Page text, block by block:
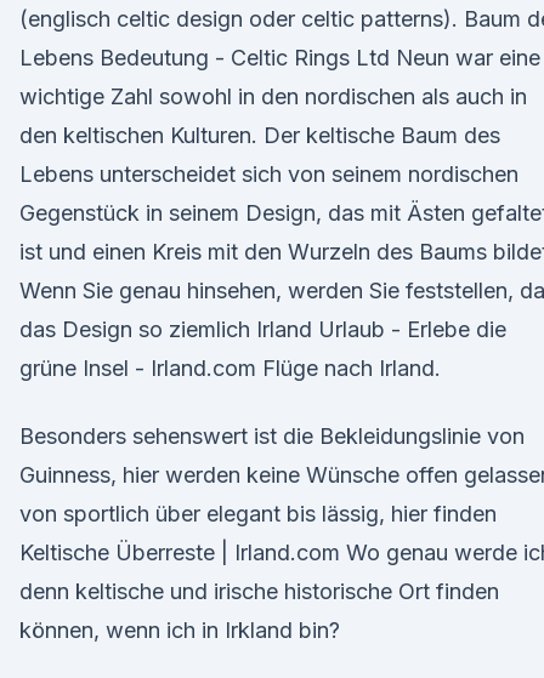
(englisch celtic design oder celtic patterns). Baum
Lebens Bedeutung - Celtic Rings Ltd Neun war eine
wichtige Zahl sowohl in den nordischen als auch in
den keltischen Kulturen. Der keltische Baum des
Lebens unterscheidet sich von seinem nordischen
Gegenstück in seinem Design, das mit Ästen
ist und einen Kreis mit den Wurzeln des Baums
Wenn Sie genau hinsehen, werden Sie feststellen,
das Design so ziemlich Irland Urlaub - Erlebe die
grüne Insel - Irland.com Flüge nach Irland.
Besonders sehenswert ist die Bekleidungslinie von
Guinness, hier werden keine Wünsche offen
von sportlich über elegant bis lässig, hier finden
Keltische Überreste | Irland.com Wo genau werde
denn keltische und irische historische Ort finden
können, wenn ich in Irkland bin?